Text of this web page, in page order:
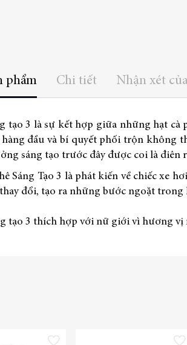
phẩm
tạo 3 là sự kết hợp giữa những hạt
đầu và bí quyết phối trộn không
sáng tạo trước đây được coi là điên
Sáng Tạo 3 là phát kiến về chiếc xe
đổi, tạo ra những bước ngoặt trong
tạo 3 thích hợp với nữ giới vì hương
Chi tiết Nhận xét
Thêm vào danh sách yêu thích